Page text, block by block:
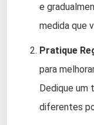
e
medida que
Pratique
para
Dedique um
diferentes